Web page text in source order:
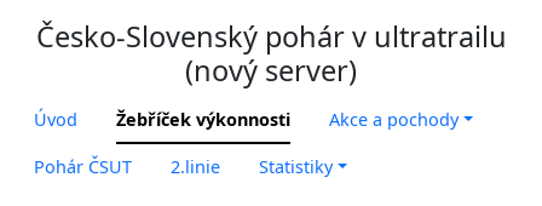
Česko-Slovenský pohár v ultratrailu
(nový server)
Úvod Žebříček výkonnosti Akce a pochody
Pohár ČSUT 2.linie Statistiky